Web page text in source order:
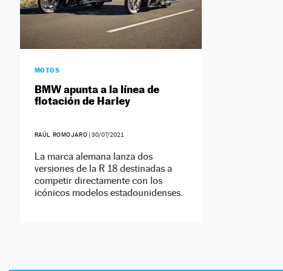
MOTOS
BMW apunta a la línea de
flotación de Harley
RAÚL ROMOJARO |30/07/2021
La marca alemana lanza dos
versiones de la R 18 destinadas a
competir directamente con los
icónicos modelos estadounidenses.